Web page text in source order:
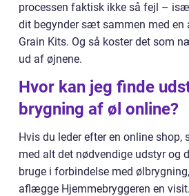
processen faktisk ikke så fejl –
dit begynder sæt sammen med en
Grain Kits. Og så koster det som
ud af øjnene.
Hvor kan jeg finde
brygning af øl online?
Hvis du leder efter en online shop,
med alt det nødvendige udstyr og
bruge i forbindelse med
aflægge Hjemmebryggeren en